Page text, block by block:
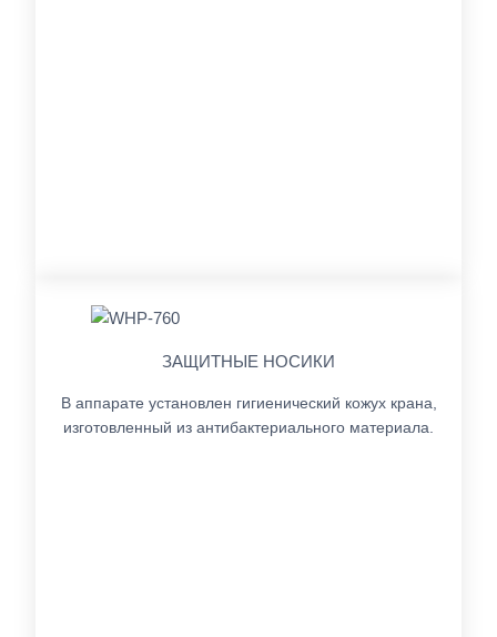
ЗАЩИТНЫЕ НОСИКИ
В аппарате установлен гигиенический кожух крана,
изготовленный из антибактериального материала.